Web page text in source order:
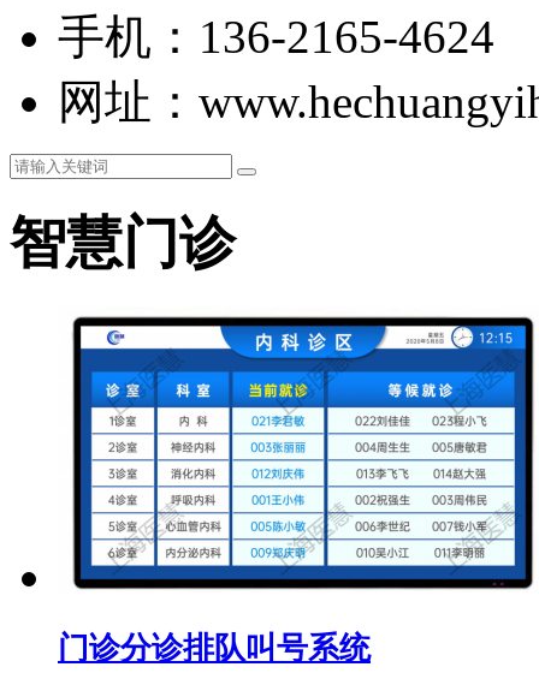
手机：136-2165-4624
网址：
智慧门诊
门诊分诊排队叫号系统